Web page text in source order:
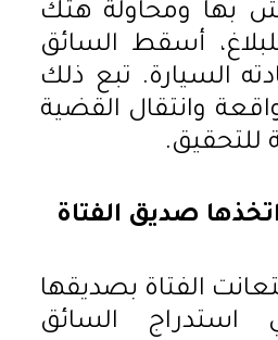
بها ومحاولة هتك
أسقط السائق
السيارة. تبع ذلك
وانتقال القضية
للتحقيق.
صديق الفتاة
الفتاة بصديقها
استدراج السائق